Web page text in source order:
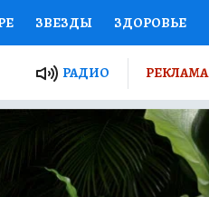
ЗВЕЗДЫ ЗДОРОВЬЕ
ПРОЕКТЫ РОССИИ
ПУТЕВОДИТЕЛЬ
ТУРИЗМ
РАДИО РЕКЛАМА